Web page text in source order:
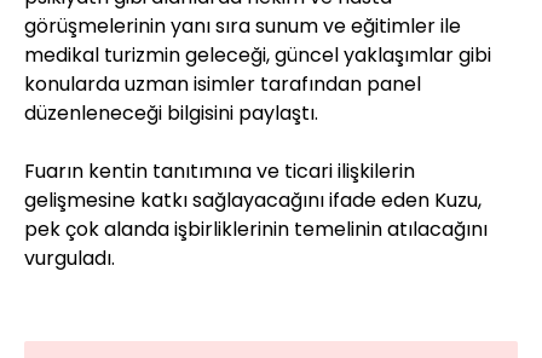
görüşmelerinin yanı sıra sunum ve eğitimler ile
medikal turizmin geleceği, güncel yaklaşımlar gibi
konularda uzman isimler tarafından panel
düzenleneceği bilgisini paylaştı.
Fuarın kentin tanıtımına ve ticari ilişkilerin
gelişmesine katkı sağlayacağını ifade eden Kuzu,
pek çok alanda işbirliklerinin temelinin atılacağını
vurguladı.